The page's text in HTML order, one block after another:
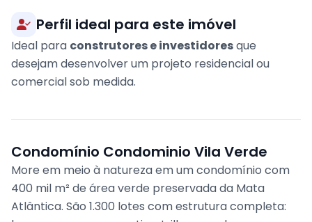
Perfil ideal para este imóvel
Ideal para construtores e investidoresque
desejam desenvolver um projeto residencial ou
comercial sob medida.
Condomínio Condominio Vila Verde
More em meio à natureza em um condomínio com
400 mil m² de área verde preservada da Mata
Atlântica. São 1.300 lotes com estrutura completa: